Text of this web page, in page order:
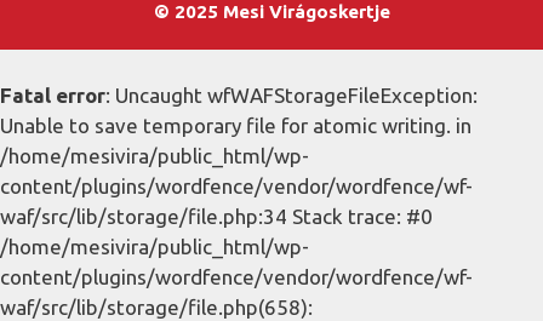
© 2025 Mesi Virágoskertje
Fatal error: Uncaught wfWAFStorageFileException:
Unable to save temporary file for atomic writing. in
/home/mesivira/public_html/wp-
content/plugins/wordfence/vendor/wordfence/wf-
waf/src/lib/storage/file.php:34 Stack trace: #0
/home/mesivira/public_html/wp-
content/plugins/wordfence/vendor/wordfence/wf-
waf/src/lib/storage/file.php(658):